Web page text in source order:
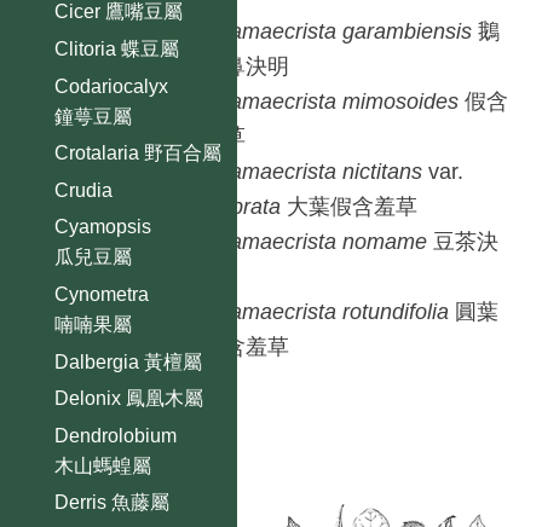
Cicer 鷹嘴豆屬
Clitoria 蝶豆屬
Codariocalyx
鐘萼豆屬
Crotalaria 野百合屬
Crudia
Cyamopsis
瓜兒豆屬
Cynometra
喃喃果屬
Dalbergia 黃檀屬
Delonix 鳳凰木屬
Dendrolobium
木山螞蝗屬
Derris 魚藤屬
Chamaecrista garambiensis 鵝
鑾鼻決明
Chamaecrista mimosoides 假含
羞草
Chamaecrista nictitansvar.
glabrata 大葉假含羞草
Chamaecrista nomame 豆茶決
Chamaecrista rotundifolia 圓葉
假含羞草